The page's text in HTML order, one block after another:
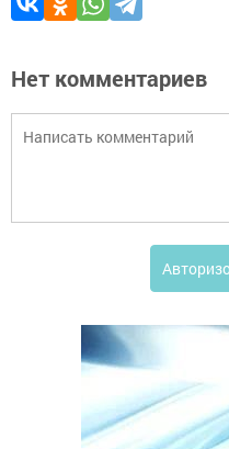
Нет комментариев